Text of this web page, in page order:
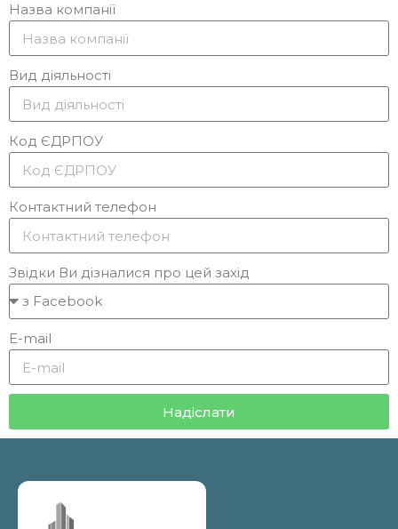
Назва компанії
Вид діяльності
Код ЄДРПОУ
Контактний телефон
Звідки Ви дізналися про цей захід
E-mail
Надіслати